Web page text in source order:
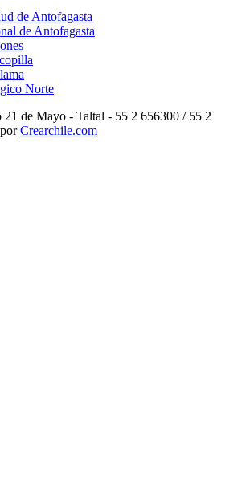
de Antofagasta
de Antofagasta
Norte
de Mayo - Taltal - 55 2 656300 / 55 2
Crearchile.com